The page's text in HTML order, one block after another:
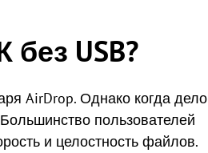
USB?
AirDrop. Однако когда дело
пользователей
и целостность файлов.